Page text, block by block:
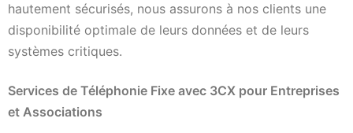
hautement sécurisés, nous assurons à nos clients une
disponibilité optimale de leurs données et de leurs
systèmes critiques.
Services de Téléphonie Fixe avec 3CX pour Entreprises
et Associations